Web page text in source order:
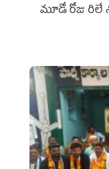
మూడో రోజు రిలే